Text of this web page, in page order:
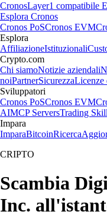
CronosLayer1 compatibile
Esplora Cronos
Cronos PoSCronos EVM
Esplora
AffiliazioneIstituzionali
Crypto.com
Chi siamoNotizie aziendali
noiPartnerSicurezzaLicenze
Sviluppatori
Cronos PoSCronos EVM
AIMCP ServersTrading
Impara
ImparaBitcoinRicerca
CRIPTO
Scambia
Inc.